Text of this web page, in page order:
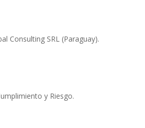
Consulting SRL (Paraguay).
y Riesgo.